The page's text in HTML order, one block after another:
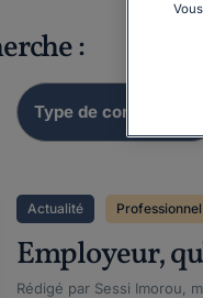
:
Actualité Professionnel
Employeur,
Rédigé par Sessi Imorou,